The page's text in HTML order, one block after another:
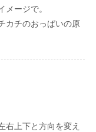
メージで。
カチのおっぱいの原
右上下と方向を変え